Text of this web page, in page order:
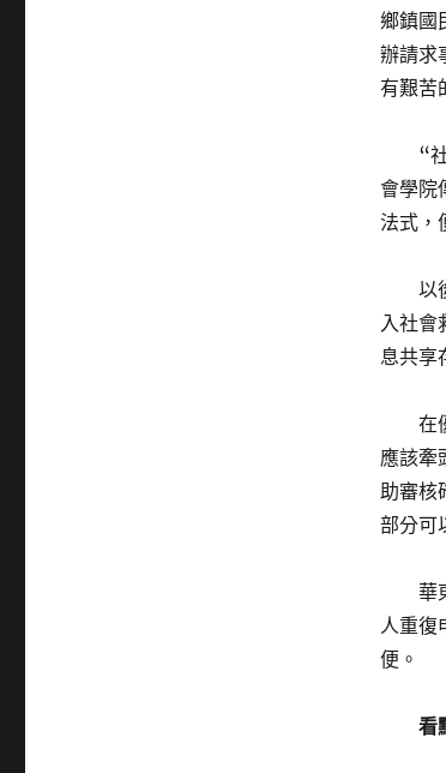
鄉鎮國
辦請求
有艱苦
“社
會學院
法式，
以後
入社會
息共享
在優
應該牽
助審核
部分可
華東
人重復
便。
看